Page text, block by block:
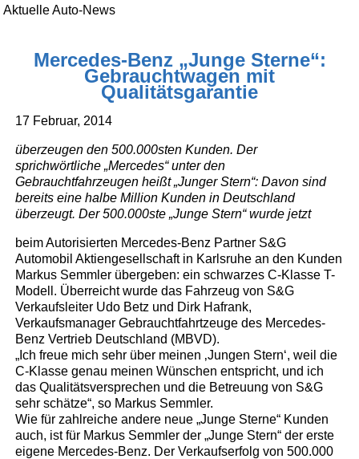
Aktuelle Auto-News
Mercedes-Benz „Junge Sterne“:
Gebrauchtwagen mit
Qualitätsgarantie
17 Februar, 2014
überzeugen den 500.000sten Kunden. Der
sprichwörtliche „Mercedes“ unter den
Gebrauchtfahrzeugen heißt „Junger Stern“: Davon sind
bereits eine halbe Million Kunden in Deutschland
überzeugt. Der 500.000ste „Junge Stern“ wurde jetzt
beim Autorisierten Mercedes-Benz Partner S&G
Automobil Aktiengesellschaft in Karlsruhe an den Kunden
Markus Semmler übergeben: ein schwarzes C-Klasse T-
Modell. Überreicht wurde das Fahrzeug von S&G
Verkaufsleiter Udo Betz und Dirk Hafrank,
Verkaufsmanager Gebrauchtfahrtzeuge des Mercedes-
Benz Vertrieb Deutschland (MBVD).
„Ich freue mich sehr über meinen ‚Jungen Stern‘, weil die
C-Klasse genau meinen Wünschen entspricht, und ich
das Qualitätsversprechen und die Betreuung von S&G
sehr schätze“, so Markus Semmler.
Wie für zahlreiche andere neue „Junge Sterne“ Kunden
auch, ist für Markus Semmler der „Junge Stern“ der erste
eigene Mercedes-Benz. Der Verkaufserfolg von 500.000